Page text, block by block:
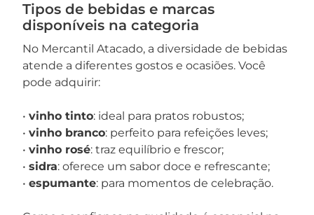
Tipos de bebidas e marcas
disponíveis na categoria
No Mercantil Atacado, a diversidade de bebidas
atende a diferentes gostos e ocasiões. Você
pode adquirir:
• vinho tinto: ideal para pratos robustos;
• vinho branco: perfeito para refeições leves;
• vinho rosé: traz equilíbrio e frescor;
• sidra: oferece um sabor doce e refrescante;
• espumante: para momentos de celebração.